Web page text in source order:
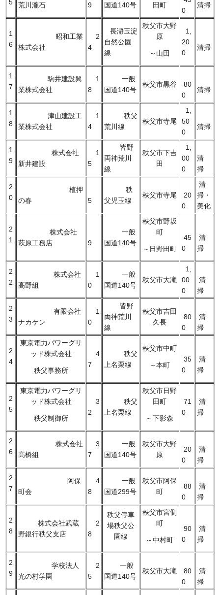
5 荒川瀧石 9 国道140号 田町
0
清掃
1
6
昭和工業
株式会社
2
4
長瀞玉淀
自然公園
線
秩父市大野
原
～山田
1,
20
0
清掃
1
7
駒井建設興
業株式会社
1
8
一般
国道140号
秩父市黒谷
80
0
清掃
1
8
津山建設工
業株式会社
1
4
秩父
荒川線
秩父市寺尾
1,
50
0
清掃
1
9
株式会社
新井建設
1
5
皆野
両神荒川
線
秩父市下吉
田
1,
00
0
清
掃
2
0
植押
の春
5
秩
父児玉線
秩父市寺尾
20
0
清
掃・
美化
2
1
株式会社
萩原工務店
9
一般
国道140号
秩父市野坂
町
～日野田町
45
0
清
掃
2
2
株式会社
高野組
1
0
一般
国道140号
秩父市大滝
1,
00
0
清
掃
2
3
有限会社
ナカケン
1
0
皆野
両神荒川
線
秩父市吉田
久長
80
0
清
掃
2
4
東京電力パワーグリ
ッド株式会社
秩父事務所
4
7
秩父
上名栗線
秩父市中町
～本町
35
0
清
掃
2
5
東京電力パワーグリ
ッド株式会社
秩父制御所
3
2
秩父
上名栗線
秩父市日野
田町
～下影森
71
0
清
掃
2
6
株式会社
高橋組
3
7
一般
国道140号
秩父市大野
原
20
0
清
掃
2
7
阿保
町会
4
8
一般
国道299号
秩父市阿保
町
88
0
清
掃
2
8
株式会社武蔵
野銀行秩父支店
2
8
秩父停車
場秩父公
園線
秩父市宮側
町
～中村町
90
0
清
掃
2
9
学校法人
光の村学園
2
5
一般
国道140号
秩父市大滝
80
0
清
掃